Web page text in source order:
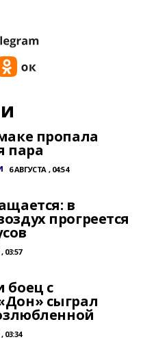
пропала
пара
6 АВГУСТА , 04:54
в
прогреется
03:57
боец с
сыграл
03:34